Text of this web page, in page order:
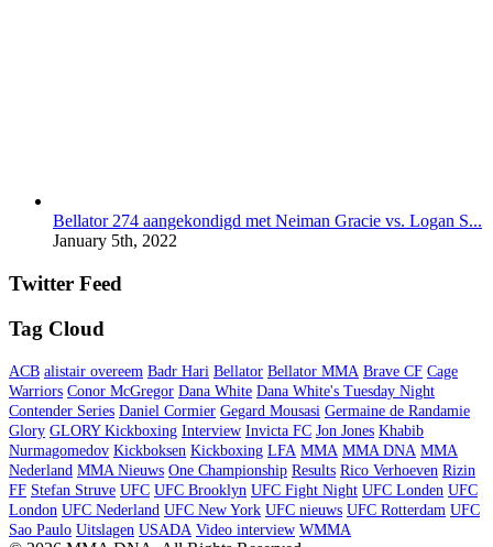
Bellator 274 aangekondigd met Neiman Gracie vs. Logan S...
January 5th, 2022
Twitter Feed
Tag Cloud
ACB alistair overeem Badr Hari Bellator Bellator MMA Brave CF Cage
Warriors Conor McGregor Dana White Dana White's Tuesday Night
Contender Series Daniel Cormier Gegard Mousasi Germaine de Randamie
Glory GLORY Kickboxing Interview Invicta FC Jon Jones Khabib
Nurmagomedov Kickboksen Kickboxing LFA MMA MMA DNA MMA
Nederland MMA Nieuws One Championship Results Rico Verhoeven Rizin
FF Stefan Struve UFC UFC Brooklyn UFC Fight Night UFC Londen UFC
London UFC Nederland UFC New York UFC nieuws UFC Rotterdam UFC
Sao Paulo Uitslagen USADA Video interview WMMA